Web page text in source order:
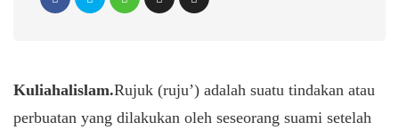
Kuliahalislam.Rujuk (ruju’) adalah suatu tindakan atau
perbuatan yang dilakukan oleh seseorang suami setelah